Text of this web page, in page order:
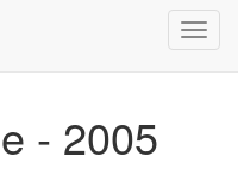
- 2005